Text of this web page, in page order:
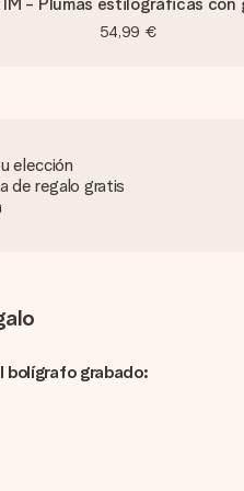
IM - Plumas estilográficas con
54,99 €
elección
de regalo gratis
bolígrafo grabado: